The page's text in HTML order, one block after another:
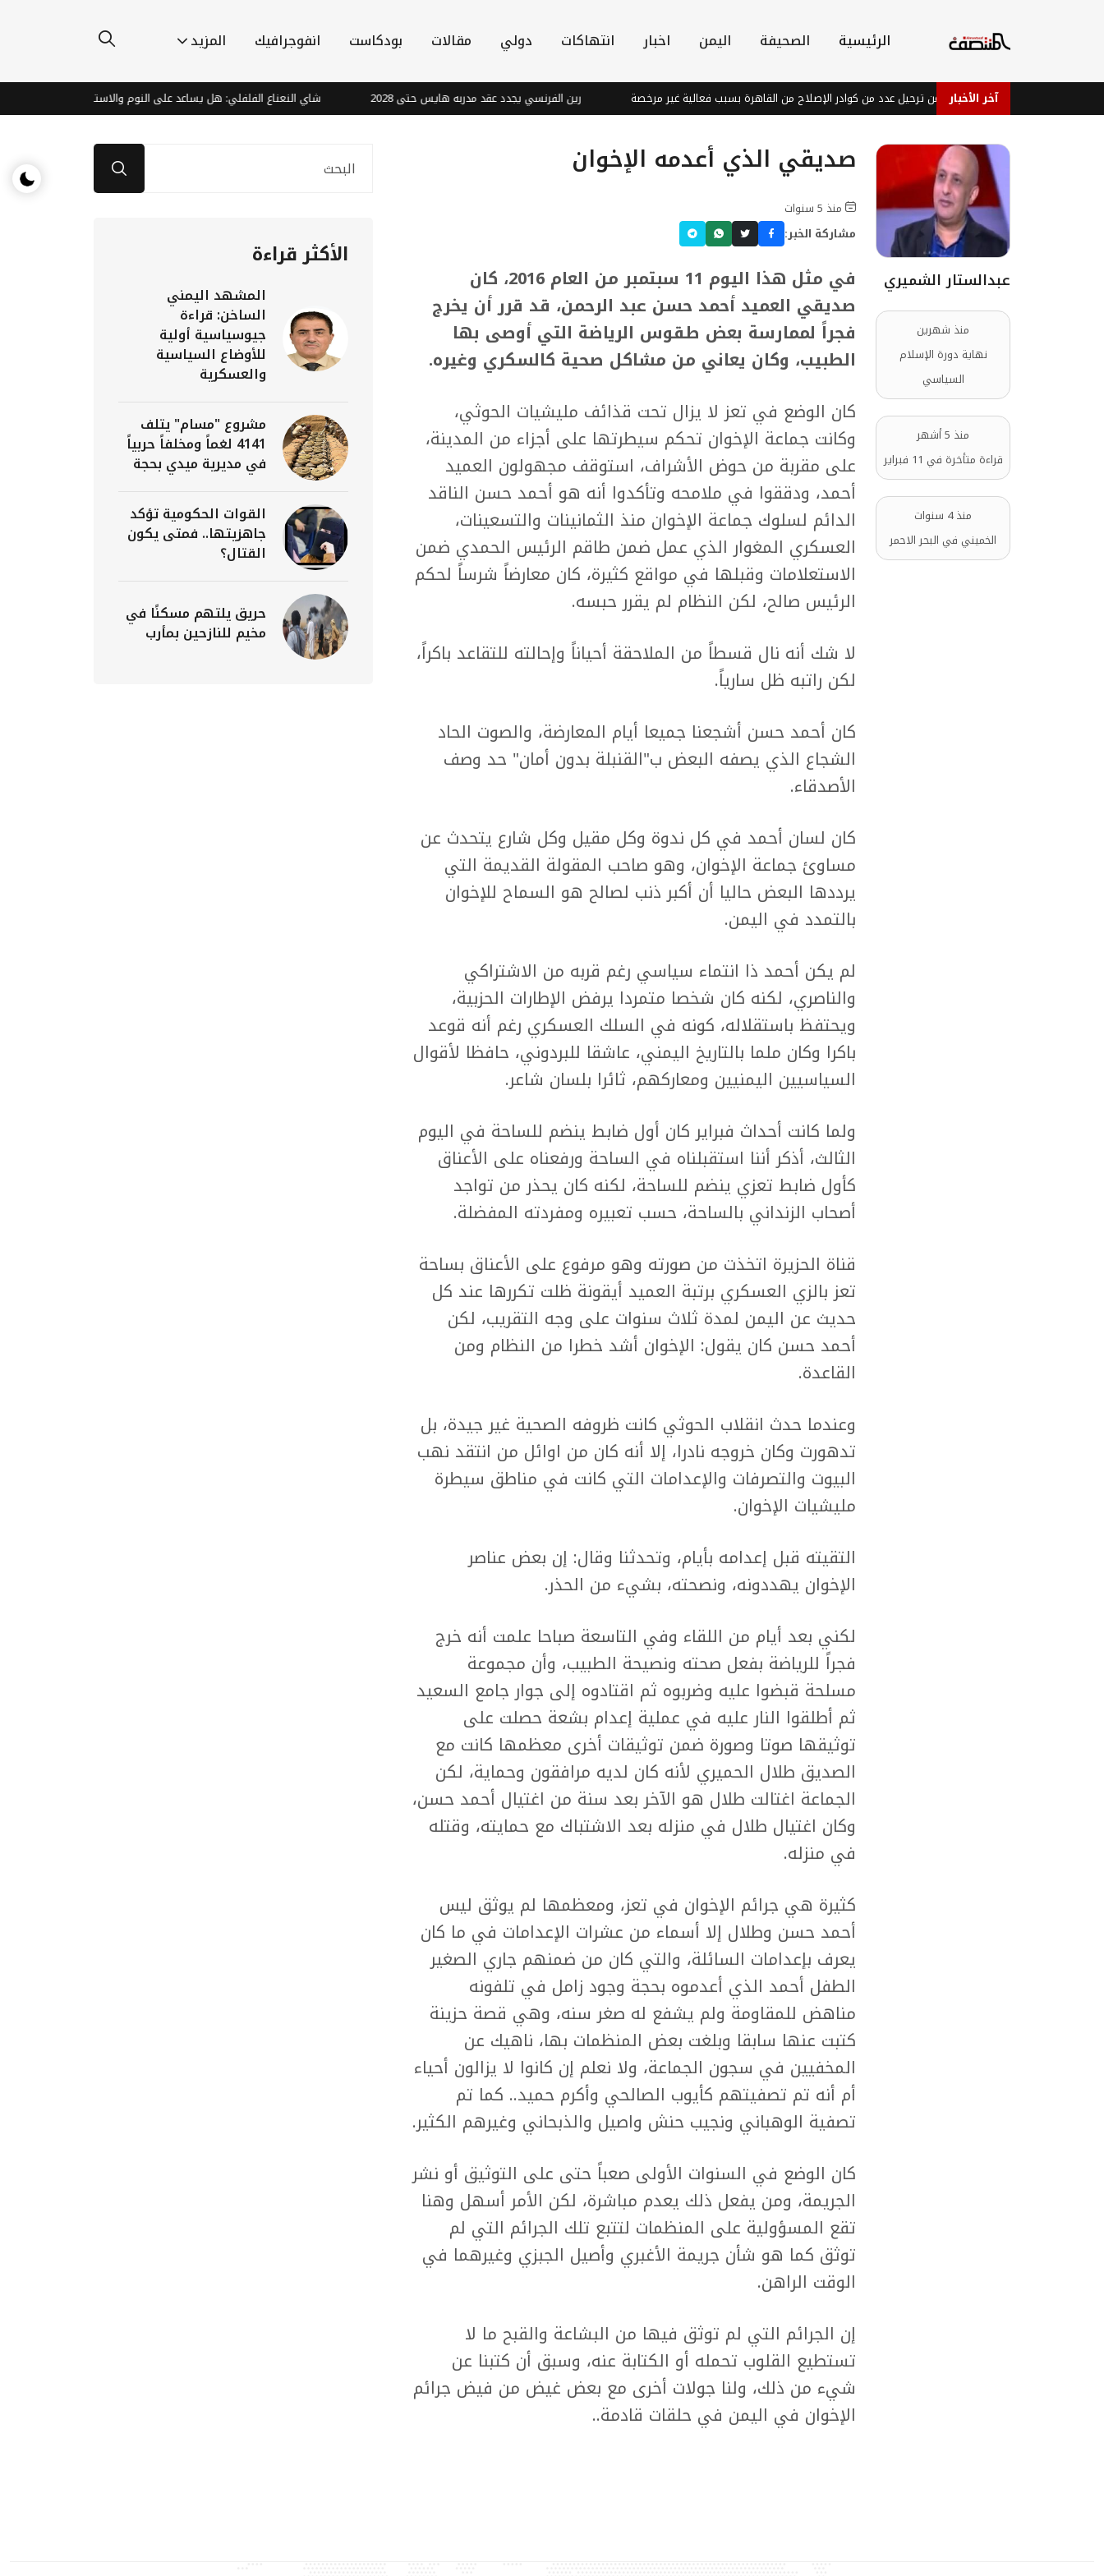
الرئيسية الصحيفة اليمن اخبار انتهاكات دولي مقالات بودكاست انفوجرافيك المزيد
آخر الأخبار
المخلافي : أنباء عن ترحيل عدد من كوادر الإصلاح من القاهرة بسبب فعالية غير مرخصة رين الفرنسي يجدد عقد مدربه هايس حتى 2028 شاي النعناع الفلفلي: هل يساعد على النوم والاسترخاء؟ إنفيديا تستثمر 3 مليارات دولار في مركز بيانات "ستارغيت" بتكساس
عبدالستار الشميري
منذ شهرين
نهاية دورة الإسلام
السياسي
منذ 5 أشهر
قراءة متأخرة في 11 فبراير
منذ 4 سنوات
الخميني في البحر الاحمر
صديقي الذي أعدمه الإخوان
منذ 5 سنوات
مشاركة الخبر:
في مثل هذا اليوم 11 سبتمبر من العام 2016، كان
صديقي العميد أحمد حسن عبد الرحمن، قد قرر أن يخرج
فجراً لممارسة بعض طقوس الرياضة التي أوصى بها
الطبيب، وكان يعاني من مشاكل صحية كالسكري وغيره.
كان الوضع في تعز لا يزال تحت قذائف مليشيات الحوثي،
وكانت جماعة الإخوان تحكم سيطرتها على أجزاء من المدينة،
على مقربة من حوض الأشراف، استوقف مجهولون العميد
أحمد، ودققوا في ملامحه وتأكدوا أنه هو أحمد حسن الناقد
الدائم لسلوك جماعة الإخوان منذ الثمانينات والتسعينات،
العسكري المغوار الذي عمل ضمن طاقم الرئيس الحمدي ضمن
الاستعلامات وقبلها في مواقع كثيرة، كان معارضاً شرساً لحكم
الرئيس صالح، لكن النظام لم يقرر حبسه.
لا شك أنه نال قسطاً من الملاحقة أحياناً وإحالته للتقاعد باكراً،
لكن راتبه ظل سارياً.
كان أحمد حسن أشجعنا جميعا أيام المعارضة، والصوت الحاد
الشجاع الذي يصفه البعض ب"القنبلة بدون أمان" حد وصف
الأصدقاء.
كان لسان أحمد في كل ندوة وكل مقيل وكل شارع يتحدث عن
مساوئ جماعة الإخوان، وهو صاحب المقولة القديمة التي
يرددها البعض حاليا أن أكبر ذنب لصالح هو السماح للإخوان
بالتمدد في اليمن.
لم يكن أحمد ذا انتماء سياسي رغم قربه من الاشتراكي
والناصري، لكنه كان شخصا متمردا يرفض الإطارات الحزبية،
ويحتفظ باستقلاله، كونه في السلك العسكري رغم أنه قوعد
باكرا وكان ملما بالتاريخ اليمني، عاشقا للبردوني، حافظا لأقوال
السياسيين اليمنيين ومعاركهم، ثائرا بلسان شاعر.
ولما كانت أحداث فبراير كان أول ضابط ينضم للساحة في اليوم
الثالث، أذكر أننا استقبلناه في الساحة ورفعناه على الأعناق
كأول ضابط تعزي ينضم للساحة، لكنه كان يحذر من تواجد
أصحاب الزنداني بالساحة، حسب تعبيره ومفردته المفضلة.
قناة الحزيرة اتخذت من صورته وهو مرفوع على الأعناق بساحة
تعز بالزي العسكري برتبة العميد أيقونة ظلت تكررها عند كل
حديث عن اليمن لمدة ثلاث سنوات على وجه التقريب، لكن
أحمد حسن كان يقول: الإخوان أشد خطرا من النظام ومن
القاعدة.
وعندما حدث انقلاب الحوثي كانت ظروفه الصحية غير جيدة، بل
تدهورت وكان خروجه نادرا، إلا أنه كان من اوائل من انتقد نهب
البيوت والتصرفات والإعدامات التي كانت في مناطق سيطرة
مليشيات الإخوان.
التقيته قبل إعدامه بأيام، وتحدثنا وقال: إن بعض عناصر
الإخوان يهددونه، ونصحته، بشيء من الحذر.
لكني بعد أيام من اللقاء وفي التاسعة صباحا علمت أنه خرج
فجراً للرياضة بفعل صحته ونصيحة الطبيب، وأن مجموعة
مسلحة قبضوا عليه وضربوه ثم اقتادوه إلى جوار جامع السعيد
ثم أطلقوا النار عليه في عملية إعدام بشعة حصلت على
توثيقها صوتا وصورة ضمن توثيقات أخرى معظمها كانت مع
الصديق طلال الحميري لأنه كان لديه مرافقون وحماية، لكن
الجماعة اغتالت طلال هو الآخر بعد سنة من اغتيال أحمد حسن،
وكان اغتيال طلال في منزله بعد الاشتباك مع حمايته، وقتله
في منزله.
كثيرة هي جرائم الإخوان في تعز، ومعظمها لم يوثق ليس
أحمد حسن وطلال إلا أسماء من عشرات الإعدامات في ما كان
يعرف بإعدامات السائلة، والتي كان من ضمنهم جاري الصغير
الطفل أحمد الذي أعدموه بحجة وجود زامل في تلفونه
مناهض للمقاومة ولم يشفع له صغر سنه، وهي قصة حزينة
كتبت عنها سابقا وبلغت بعض المنظمات بها، ناهيك عن
المخفيين في سجون الجماعة، ولا نعلم إن كانوا لا يزالون أحياء
أم أنه تم تصفيتهم كأيوب الصالحي وأكرم حميد.. كما تم
تصفية الوهباني ونجيب حنش واصيل والذبحاني وغيرهم الكثير.
كان الوضع في السنوات الأولى صعباً حتى على التوثيق أو نشر
الجريمة، ومن يفعل ذلك يعدم مباشرة، لكن الأمر أسهل وهنا
تقع المسؤولية على المنظمات لتتبع تلك الجرائم التي لم
توثق كما هو شأن جريمة الأغبري وأصيل الجبزي وغيرهما في
الوقت الراهن.
إن الجرائم التي لم توثق فيها من البشاعة والقبح ما لا
تستطيع القلوب تحمله أو الكتابة عنه، وسبق أن كتبنا عن
شيء من ذلك، ولنا جولات أخرى مع بعض غيض من فيض جرائم
الإخوان في اليمن في حلقات قادمة..
الأكثر قراءة
المشهد اليمني
الساخن: قراءة
جيوسياسية أولية
للأوضاع السياسية
والعسكرية
مشروع "مسام" يتلف
4141 لغماً ومخلفاً حربياً
في مديرية ميدي بحجة
القوات الحكومية تؤكد
جاهزيتها.. فمتى يكون
القتال؟
حريق يلتهم مسكنًا في
مخيم للنازحين بمأرب